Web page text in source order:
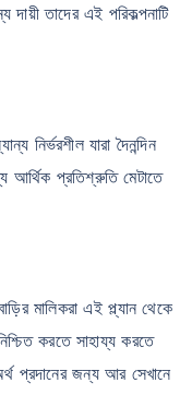
তাদের এই পরিকল্পনাটি
নির্ভরশীল যারা দৈনন্দিন
আর্থিক প্রতিশ্রুতি মেটাতে
মালিকরা এই প্ল্যান থেকে
করতে সাহায্য করতে
প্রদানের জন্য আর সেখানে